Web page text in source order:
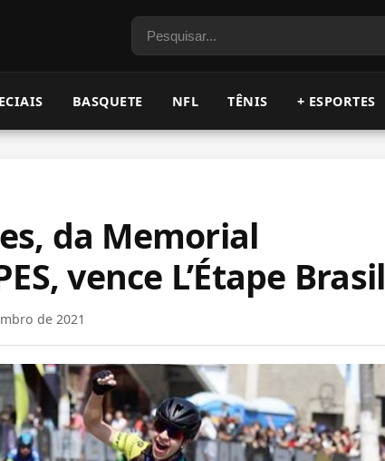
Pesquisar
BASQUETE NFL TÊNIS + ESPORTES
da Memorial
vence L’Étape Brasil
de 2021